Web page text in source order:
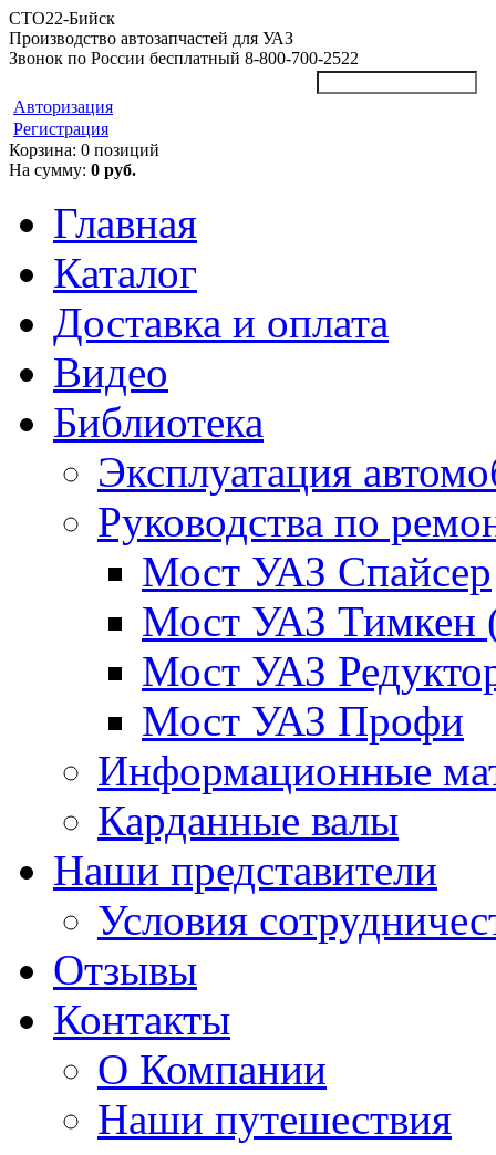
СТО22-Бийск
Производство автозапчастей для УАЗ
Звонок по России бесплатный 8-800-700-2522
Авторизация
Регистрация
Корзина: 0 позиций
На сумму: 0 руб.
Главная
Каталог
Доставка и оплата
Видео
Библиотека
Эксплуатация
Руководства по
Мост УАЗ Спайсер
Мост УАЗ Тимкен
Мост УАЗ
Мост УАЗ Профи
Информационные
Карданные валы
Наши представители
Условия
Отзывы
Контакты
О Компании
Наши путешествия